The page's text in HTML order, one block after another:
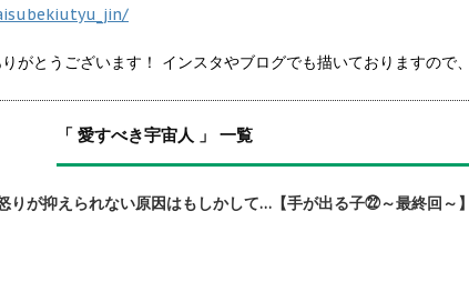
がとうございます！ インスタやブログでも描いておりますので
「 愛すべき宇宙人 」 一覧
りが抑えられない原因はもしかして…【手が出る子㉒～最終回～